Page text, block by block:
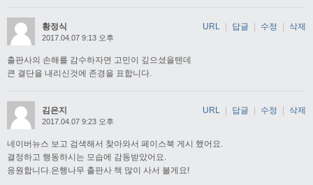
황정식
2017.04.07 9:13 오후
출판사의 손해를 감수하자면 고민이 깊으셨을텐데
큰 결단을 내리신것에 존경을 표합니다.
URL 답글 수정 삭제
김은지
2017.04.07 9:23 오후
네이버뉴스 보고 검색해서 찾아와서 페이스북 게시 했어요.
결정하고 행동하시는 모습에 감동받았어요.
응원합니다.은행나무 출판사 책 많이 사서 볼게요!
URL 답글 수정 삭제